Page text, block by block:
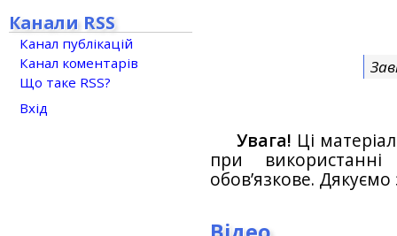
Увага! Ці
при
обов’язкове.
Канали RSS
Канал публікацій
Канал коментарів
Що таке RSS?
Вхід